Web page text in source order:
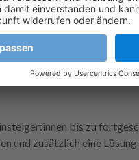
bis zu
und zusätzlich eine